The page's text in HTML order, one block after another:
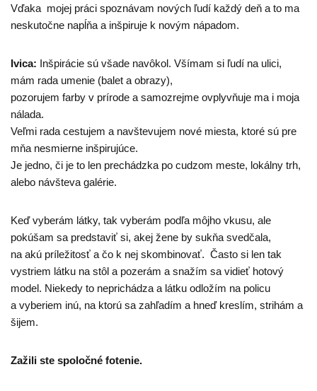
Vďaka mojej práci spoznávam nových ľudí každý deň a to ma
neskutočne napĺňa a inšpiruje k novým nápadom.
Ivica: Inšpirácie sú všade navôkol. Všímam si ľudí na ulici,
mám rada umenie (balet a obrazy),
pozorujem farby v prírode a samozrejme ovplyvňuje ma i moja
nálada.
Veľmi rada cestujem a navštevujem nové miesta, ktoré sú pre
mňa nesmierne inšpirujúce.
Je jedno, či je to len prechádzka po cudzom meste, lokálny trh,
alebo návšteva galérie.
Keď vyberám látky, tak vyberám podľa môjho vkusu, ale
pokúšam sa predstaviť si, akej žene by sukňa svedčala,
na akú príležitosť a čo k nej skombinovať. Často si len tak
vystriem látku na stôl a pozerám a snažím sa vidieť hotový
model. Niekedy to neprichádza a látku odložím na policu
a vyberiem inú, na ktorú sa zahľadím a hneď kreslím, strihám a
šijem.
Zažili ste spoločné fotenie.